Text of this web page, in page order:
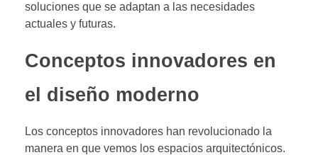
soluciones que se adaptan a las necesidades
actuales y futuras.
Conceptos innovadores en
el diseño moderno
Los conceptos innovadores han revolucionado la
manera en que vemos los espacios arquitectónicos.